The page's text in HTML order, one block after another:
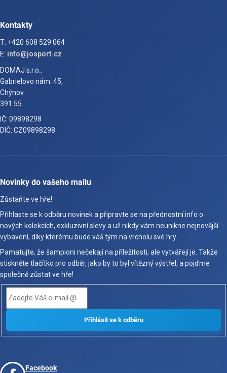
Kontakty
T: +420 608 529 064
E: info@josport.cz
DOMAJ s.r.o.,
Gabrielovo nám. 45,
Chýnov
391 55
IČ: 09898298
DIČ: CZ09898298
Novinky do vašeho mailu
Zůstaňte ve hře!
Přihlaste se k odběru novinek a připravte se na přednostní info o
nových kolekcích, exkluzivní slevy a už nikdy vám neunikne nejnovější
vybavení, díky kterému bude váš tým na vrcholu své hry.
Pamatujte, že šampioni nečekají na příležitosti, ale vytvářejí je. Takže
stiskněte tlačítko pro odběr, jako by to byl vítězný výstřel, a pojďme
společně zůstat ve hře!
Facebook